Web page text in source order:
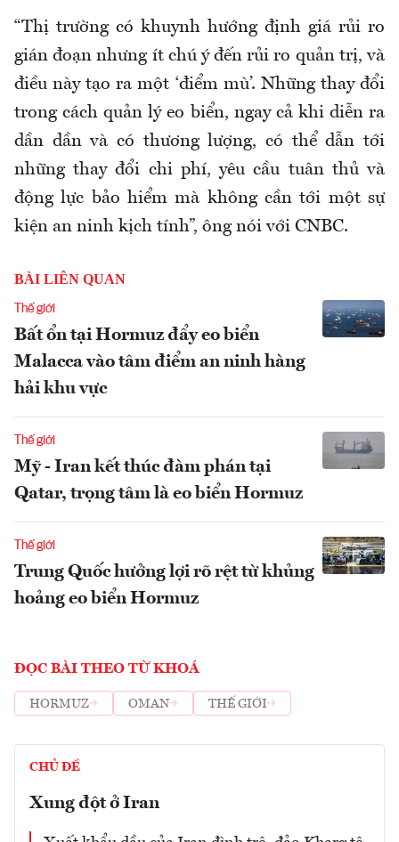
“Thị trường có khuynh hướng định giá rủi ro
gián đoạn nhưng ít chú ý đến rủi ro quản trị, và
điều này tạo ra một ‘điểm mù’. Những thay đổi
trong cách quản lý eo biển, ngay cả khi diễn ra
dần dần và có thương lượng, có thể dẫn tới
những thay đổi chi phí, yêu cầu tuân thủ và
động lực bảo hiểm mà không cần tới một sự
kiện an ninh kịch tính”, ông nói với CNBC.
BÀI LIÊN QUAN
Thế giới
Bất ổn tại Hormuz đẩy eo biển
Malacca vào tâm điểm an ninh hàng
hải khu vực
Thế giới
Mỹ - Iran kết thúc đàm phán tại
Qatar, trọng tâm là eo biển Hormuz
Thế giới
Trung Quốc hưởng lợi rõ rệt từ khủng
hoảng eo biển Hormuz
ĐỌC BÀI THEO TỪ KHOÁ
HORMUZ OMAN THẾ GIỚI
CHỦ ĐỀ
Xung đột ở Iran